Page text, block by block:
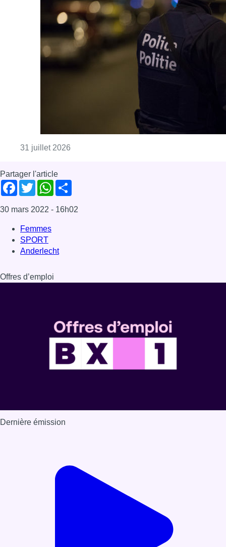
31 juillet 2026
Partager l'article
Facebook
TwitterWhatsApp
30 mars 2022 - 16h02
Femmes
SPORT
Anderlecht
Offres d’emploi
Dernière émission